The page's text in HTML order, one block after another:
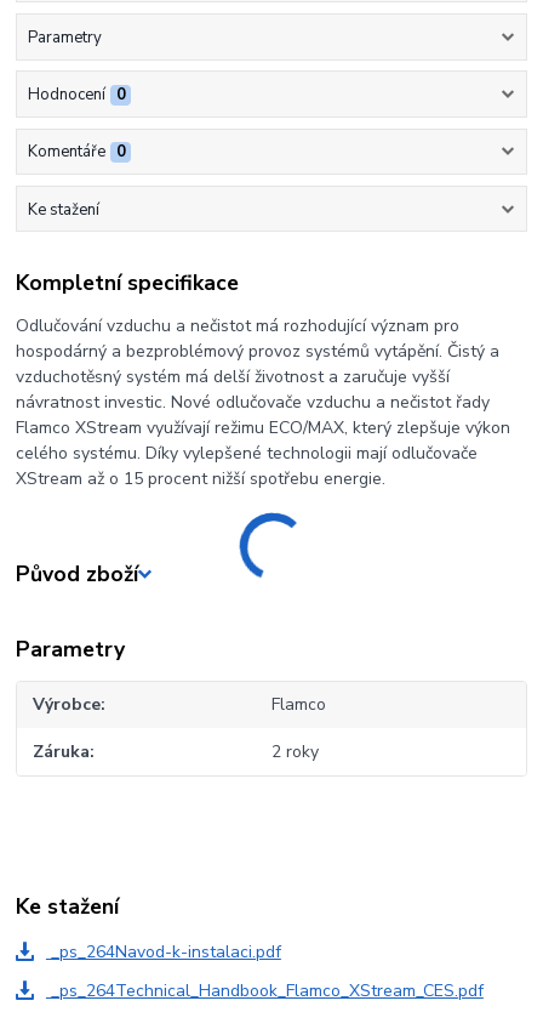
Parametry
Hodnocení 0
Komentáře 0
Ke stažení
Kompletní specifikace
Odlučování vzduchu a nečistot má rozhodující význam pro
hospodárný a bezproblémový provoz systémů vytápění. Čistý a
vzduchotěsný systém má delší životnost a zaručuje vyšší
návratnost investic. Nové odlučovače vzduchu a nečistot řady
Flamco XStream využívají režimu ECO/MAX, který zlepšuje výkon
celého systému. Díky vylepšené technologii mají odlučovače
XStream až o 15 procent nižší spotřebu energie.
Původ zboží
Parametry
Výrobce Flamco
Záruka 2 roky
Ke stažení
_ps_264Navod-k-instalaci.pdf
_ps_264Technical_Handbook_Flamco_XStream_CES.pdf